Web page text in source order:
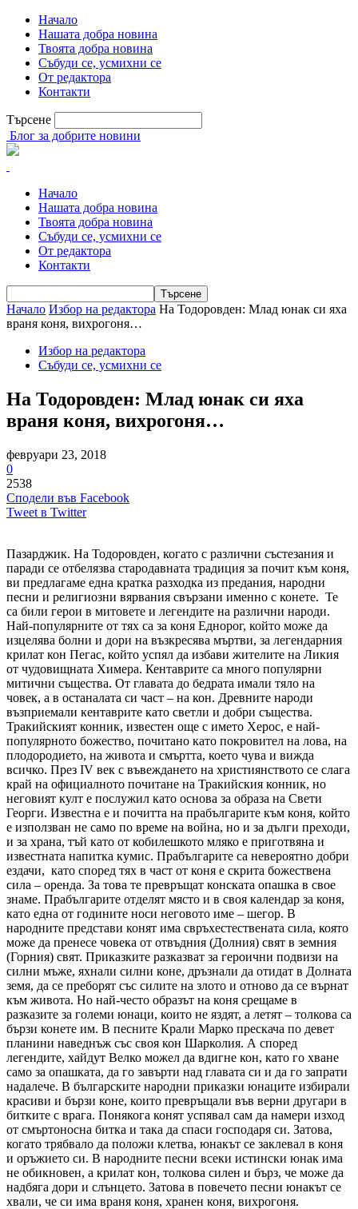
Начало
Нашата добра новина
Твоята добра новина
Събуди се, усмихни се
От редактора
Контакти
Търсене
Блог за добрите новини
Начало
Нашата добра новина
Твоята добра новина
Събуди се, усмихни се
От редактора
Контакти
Начало Избор на редактора На Тодоровден: Млад юнак си яха
враня коня, вихрогоня…
Избор на редактора
Събуди се, усмихни се
На Тодоровден: Млад юнак си яха
враня коня, вихрогоня…
февруари 23, 2018
0
2538
Сподели във Facebook
Tweet в Twitter
Пазарджик. На Тодоровден, когато с различни състезания и
паради се отбелязва стародавната традиция за почит към коня,
ви предлагаме една кратка разходка из предания, народни
песни и религиозни вярвания свързани именно с конете. Те
са били герои в митовете и легендите на различни народи.
Най-популярните от тях са за коня Еднорог, който може да
изцелява болни и дори на възкресява мъртви, за легендарния
крилат кон Пегас, който успял да избави жителите на Ликия
от чудовищната Химера. Кентаврите са много популярни
митични същества. От главата до бедрата имали тяло на
човек, а в останалата си част – на кон. Древните народи
възприемали кентаврите като светли и добри същества.
Тракийският конник, известен още с името Херос, е най-
популярното божество, почитано като покровител на лова, на
плодородието, на живота и смъртта, което чува и вижда
всичко. През ІV век с въвеждането на християнството се слага
край на официалното почитане на Тракийския конник, но
неговият култ е послужил като основа за образа на Свети
Георги. Известна е и почитта на прабългарите към коня, който
е използван не само по време на война, но и за дълги преходи,
и за храна, тъй като от кобилешкото мляко е приготвяна и
известната напитка кумис. Прабългарите са невероятно добри
ездачи, като според тях в част от коня е скрита божествена
сила – оренда. За това те превръщат конската опашка в свое
знаме. Прабългарите отделят място и в своя календар за коня,
като една от годините носи неговото име – шегор. В
народните представи конят има свръхестествената сила, която
може да пренесе човека от отвъдния (Долния) свят в земния
(Горния) свят. Приказките разказват за героични подвизи на
силни мъже, яхнали силни коне, дръзнали да отидат в Долната
земя, да се преборят със силите на злото и отново да се върнат
към живота. Но най-често образът на коня срещаме в
разказите за големи юнаци, които не яздят, а летят – толкова са
бързи конете им. В песните Крали Марко прескача по девет
планини наведнъж със своя кон Шарколия. А според
легендите, хайдут Велко можел да вдигне кон, като го хване
само за опашката, да го завърти над главата си и да го запрати
надалече. В българските народни приказки юнаците избирали
красиви и бързи коне, които превръщали във верни другари в
битките с врага. Понякога конят успявал сам да намери изход
от смъртоносна битка и така да спаси господаря си. Затова,
когато трябвало да положи клетва, юнакът се заклевал в коня
и оръжието си. В народните песни всеки истински юнак има
не обикновен, а крилат кон, толкова силен и бърз, че може да
надбяга дори и слънцето. Затова в повечето песни юнакът се
хвали, че си има враня коня, хранен коня, вихрогоня.